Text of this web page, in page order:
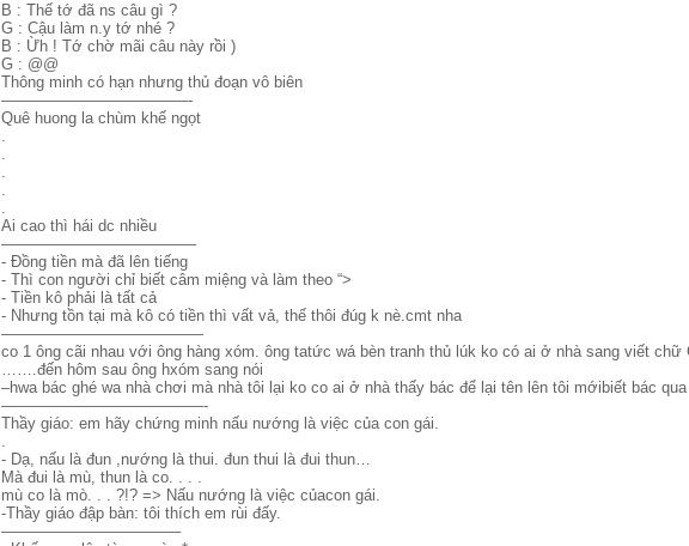
B : Thế tớ đã ns câu gì ?
G : Cậu làm n.y tớ nhé ?
B : Ừh ! Tớ chờ mãi câu này rồi )
G : @@
Thông minh có hạn nhưng thủ đoạn vô biên
————————————-
Quê huong la chùm khế ngọt
.
.
.
.
.
Ai cao thì hái dc nhiều
————————————–
- Đồng tiền mà đã lên tiếng
- Thì con người chỉ biết câm miệng và làm theo “>
- Tiền kô phải là tất cả
- Nhưng tồn tại mà kô có tiền thì vất vả, thế thôi đúg k nè.cmt nha
—————————————
co 1 ông cãi nhau với ông hàng xóm. ông tatức wá bèn tranh thủ lúk ko có ai ở nhà sang viết chữ
…….đến hôm sau ông hxóm sang nói
–hwa bác ghé wa nhà chơi mà nhà tôi lại ko co ai ở nhà thấy bác để lại tên lên tôi mớibiết bác
—————————————-
Thầy giáo: em hãy chứng minh nấu nướng là việc của con gái.
.
- Dạ, nấu là đun ,nướng là thui. đun thui là đui thun…
Mà đui là mù, thun là co. . . .
mù co là mò. . . ?!? => Nấu nướng là việc củacon gái.
-Thầy giáo đập bàn: tôi thích em rùi đấy.
———————————–